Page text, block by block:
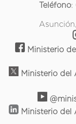
Teléfono:
Ministerio
Ministerio del
Ministerio del